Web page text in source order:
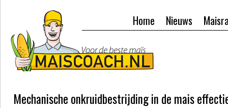
Nieuws
Home
Mechanische onkruidbestrijding in de mais